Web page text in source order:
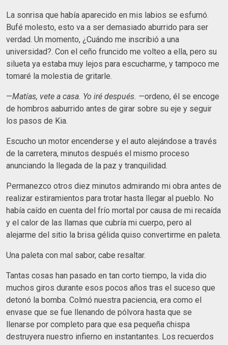
La sonrisa que había aparecido en mis labios se esfumó.
Bufé molesto, esto va a ser demasiado aburrido para ser
verdad. Un momento, ¿Cuándo me inscribió a una
universidad?. Con el ceño fruncido me volteo a ella, pero su
silueta ya estaba muy lejos para escucharme, y tampoco me
tomaré la molestia de gritarle.
—Matías, vete a casa. Yo iré después. —ordeno, él se encoge
de hombros aaburrido antes de girar sobre su eje y seguir
los pasos de Kia.
Escucho un motor encenderse y el auto alejándose a través
de la carretera, minutos después el mismo proceso
anunciando la llegada de la paz y tranquilidad.
Permanezco otros diez minutos admirando mi obra antes de
realizar estiramientos para trotar hasta llegar al pueblo. No
había caído en cuenta del frío mortal por causa de mi recaída
y el calor de las llamas que cubría mi cuerpo, pero al
alejarme del sitio la brisa gélida quiso convertirme en paleta.
Una paleta con mal sabor, cabe resaltar.
Tantas cosas han pasado en tan corto tiempo, la vida dio
muchos giros durante esos pocos años tras el suceso que
detonó la bomba. Colmó nuestra paciencia, era como el
envase que se fue llenando de pólvora hasta que se
llenarse por completo para que esa pequeña chispa
destruyera nuestro infierno en instantantes. Los recuerdos